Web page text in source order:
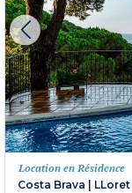
Location en Résidence
Costa Brava